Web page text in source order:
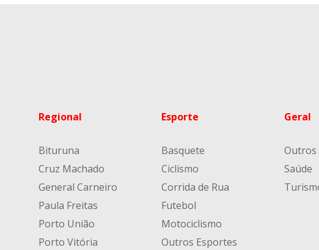
Regional
Bituruna
Cruz Machado
General Carneiro
Paula Freitas
Porto União
Porto Vitória
Esporte
Basquete
Ciclismo
Corrida de Rua
Futebol
Motociclismo
Outros Esportes
Geral
Outros
Saúde